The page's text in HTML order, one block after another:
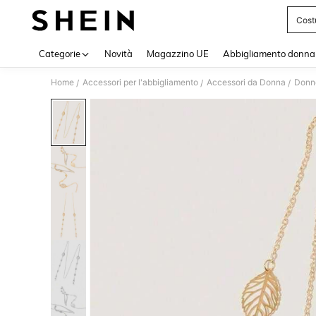
Categorie Novità Magazzino UE Abbigliamento donna
Home / Accessori per l'abbigliamento / Accessori da Donna /